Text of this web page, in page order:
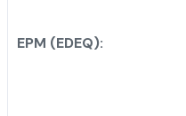
EPM (EDEQ):